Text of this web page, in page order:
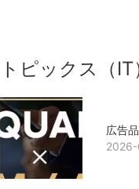
トピックス（IT
広告